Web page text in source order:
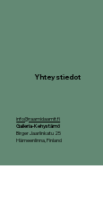
Yhteystiedot
info@raamidaamit.fi
Galleria-Kehystämö
Birger Jaarlinkatu 25
Hämeenlinna, Finland